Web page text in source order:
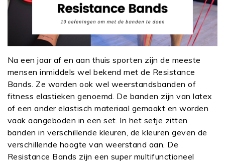
Na een jaar af en aan thuis sporten zijn de meeste
mensen inmiddels wel bekend met de Resistance
Bands. Ze worden ook wel weerstandsbanden of
fitness elastieken genoemd. De banden zijn van latex
of een ander elastisch materiaal gemaakt en worden
vaak aangeboden in een set. In het setje zitten
banden in verschillende kleuren, de kleuren geven de
verschillende hoogte van weerstand aan. De
Resistance Bands zijn een super multifunctioneel